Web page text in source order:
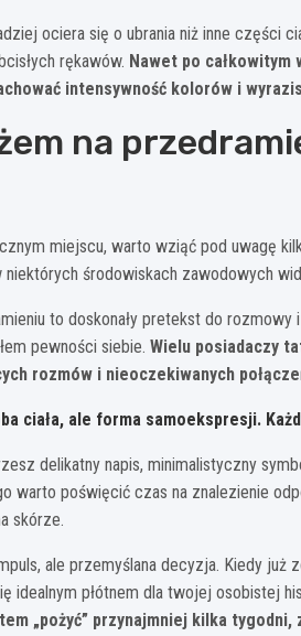
ociera się o ubrania niż inne części
rękawów. Nawet po
intensywność kolorów i
na
miejscu, warto wziąć pod uwagę
niektórych środowiskach zawodowych
to doskonały pretekst do
pewności siebie. Wielu posiadaczy
rozmów i nieoczekiwanych
ciała, ale forma samoekspresji.
delikatny napis, minimalistyczny
warto poświęcić czas na znalezienie
skórze.
ale przemyślana decyzja. Kiedy już
idealnym płótnem dla twojej osobistej
„pożyć” przynajmniej kilka